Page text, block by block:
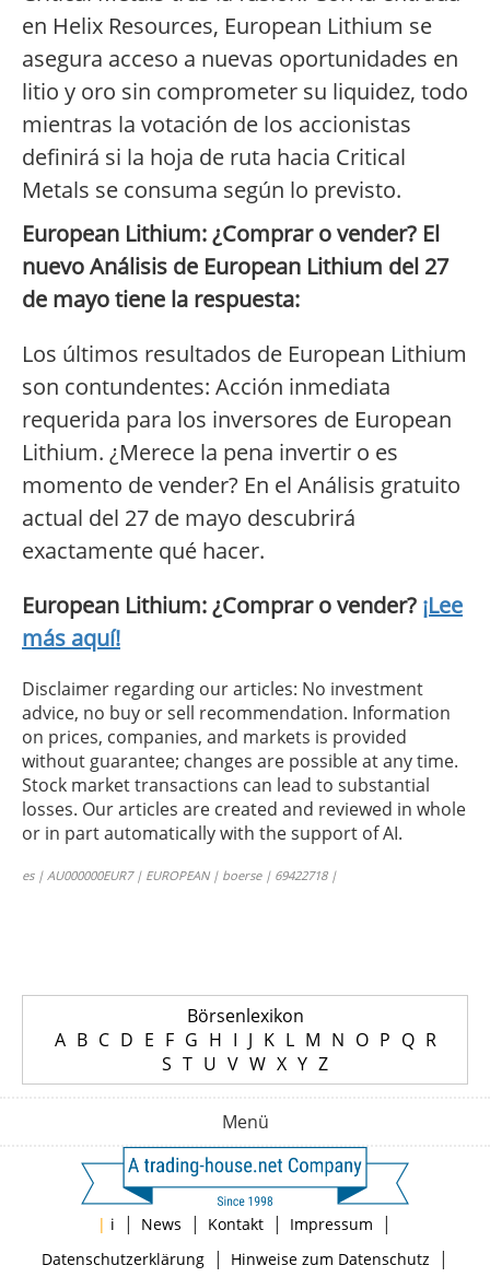
en Helix Resources, European Lithium se
asegura acceso a nuevas oportunidades en
litio y oro sin comprometer su liquidez, todo
mientras la votación de los accionistas
definirá si la hoja de ruta hacia Critical
Metals se consuma según lo previsto.
European Lithium: ¿Comprar o vender? El
nuevo Análisis de European Lithium del 27
de mayo tiene la respuesta:
Los últimos resultados de European Lithium
son contundentes: Acción inmediata
requerida para los inversores de European
Lithium. ¿Merece la pena invertir o es
momento de vender? En el Análisis gratuito
actual del 27 de mayo descubrirá
exactamente qué hacer.
European Lithium: ¿Comprar o vender? ¡Lee
más aquí!
Disclaimer regarding our articles: No investment
advice, no buy or sell recommendation. Information
on prices, companies, and markets is provided
without guarantee; changes are possible at any time.
Stock market transactions can lead to substantial
losses. Our articles are created and reviewed in whole
or in part automatically with the support of AI.
es | AU000000EUR7 | EUROPEAN | boerse | 69422718 |
Börsenlexikon
A B C D E F G H I J K L M N O P Q R
S T U V W X Y Z
Menü
| i | News | Kontakt | Impressum |
Datenschutzerklärung| Hinweise zum Datenschutz |